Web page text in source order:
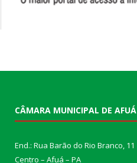
CÂMARA MUNICIPAL DE AFUÁ
End.: Rua Barão do Rio Branco, 11
Centro – Afuá – PA